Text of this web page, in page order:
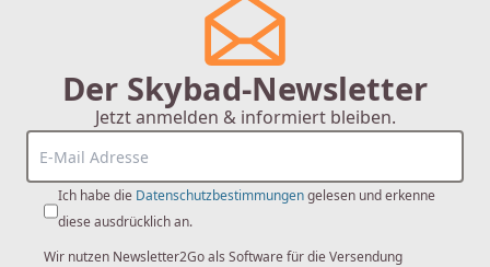
Der Skybad-Newsletter
Jetzt anmelden & informiert bleiben.
Ich habe die Datenschutzbestimmungengelesen und erkenne
diese ausdrücklich an.
Wir nutzen Newsletter2Go als Software für die Versendung